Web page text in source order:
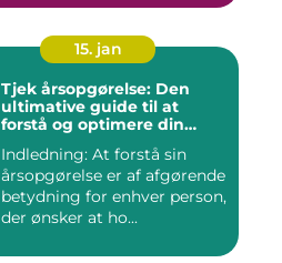
15. jan
Tjek årsopgørelse: Den
ultimative guide til at
forstå og optimere din
Indledning: At forstå sin
årsopgørelse er af afgørende
betydning for enhver person,
der ønsker at ho...